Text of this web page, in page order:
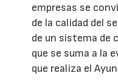
empresas se
de la calidad del
de un sistema de
que se suma a la
que realiza el